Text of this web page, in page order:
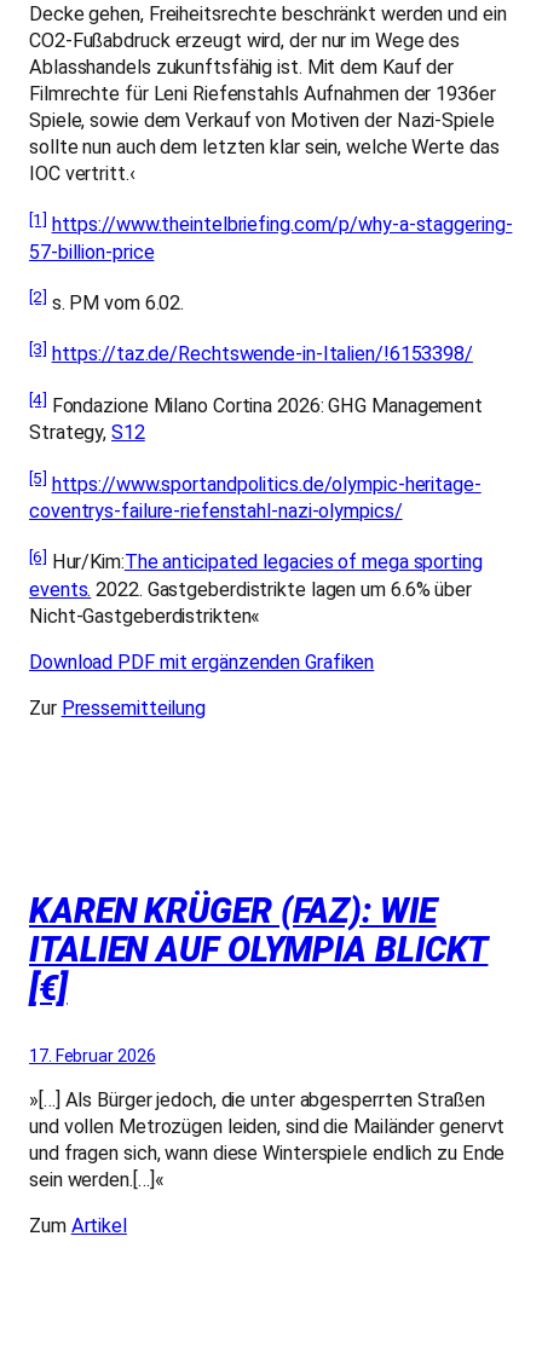
Decke gehen, Freiheitsrechte beschränkt werden und ein
CO2-Fußabdruck erzeugt wird, der nur im Wege des
Ablasshandels zukunftsfähig ist. Mit dem Kauf der
Filmrechte für Leni Riefenstahls Aufnahmen der 1936er
Spiele, sowie dem Verkauf von Motiven der Nazi-Spiele
sollte nun auch dem letzten klar sein, welche Werte das
IOC vertritt.‹
[1] https://www.theintelbriefing.com/p/why-a-staggering-
57-billion-price
[2] s. PM vom 6.02.
[3] https://taz.de/Rechtswende-in-Italien/!6153398/
[4] Fondazione Milano Cortina 2026: GHG Management
Strategy,S12
[5] https://www.sportandpolitics.de/olympic-heritage-
coventrys-failure-riefenstahl-nazi-olympics/
[6] Hur/Kim:The anticipated legacies of mega sporting
events. 2022. Gastgeberdistrikte lagen um 6.6% über
Nicht-Gastgeberdistrikten«
Download PDF mit ergänzenden Grafiken
Zur Pressemitteilung
KAREN KRÜGER (FAZ): WIE
ITALIEN AUF OLYMPIA BLICKT
[€]
17. Februar 2026
»[…] Als Bürger jedoch, die unter abgesperrten Straßen
und vollen Metrozügen leiden, sind die Mailänder genervt
und fragen sich, wann diese Winterspiele endlich zu Ende
sein werden.[…]«
Zum Artikel